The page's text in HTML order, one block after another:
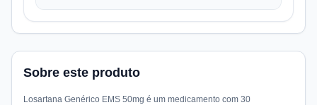
Sobre este produto
Losartana Genérico EMS 50mg é um medicamento com 30